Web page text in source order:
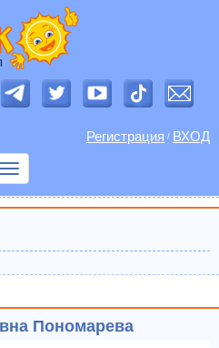
Регистрация / ВХОД
Показать
Пономарева